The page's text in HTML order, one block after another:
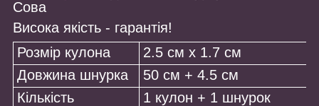
Сова
Висока якість - гарантія!
Розмір кулона
2.5 см х 1.7 см
Довжина шнурка
50 см + 4.5 см
Кількість
1 кулон + 1 шнурок